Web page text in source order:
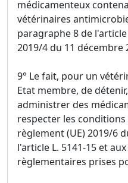
médicamenteux
vétérinaires
paragraphe 8 de
2019/4 du 11 décembre
9° Le fait, pour un
Etat membre, de
administrer des
respecter les
règlement (UE) 2019/6
l'article L. 5141-15 et
règlementaires prises